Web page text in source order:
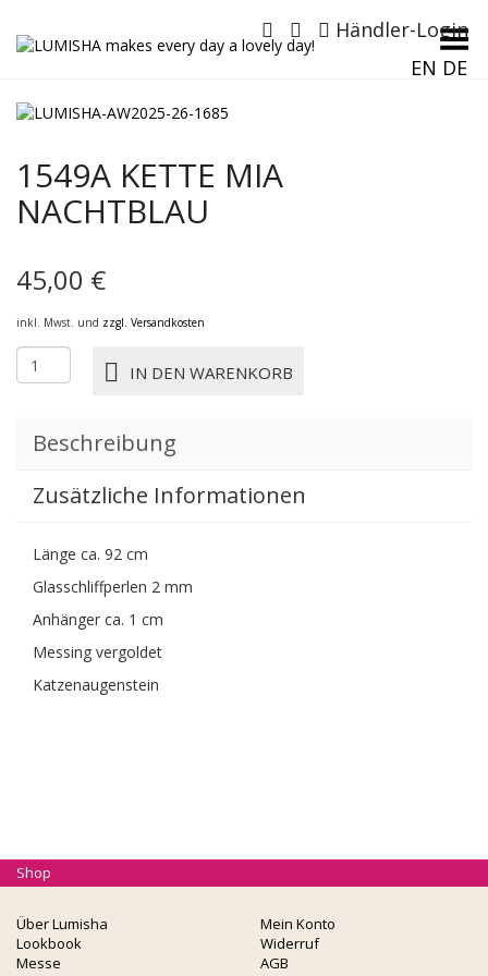
Händler-Login
EN DE
Menü umschalten
1549A KETTE MIA
NACHTBLAU
45,00 €
inkl. Mwst. und zzgl. Versandkosten
1549A
KETTE
Menge
IN DEN WARENKORB
Beschreibung
Zusätzliche Informationen
Länge ca. 92 cm
Glasschliffperlen 2 mm
Anhänger ca. 1 cm
Messing vergoldet
Katzenaugenstein
Über Lumisha
Lookbook
Messe
Mein Konto
Widerruf
AGB
Shop